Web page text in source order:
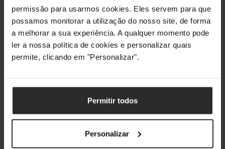
permissão para usarmos cookies. Eles servem para que
possamos monitorar a utilização do nosso site, de forma
a melhorar a sua experiência. A qualquer momento pode
ler a nossa política de cookies e personalizar quais
permite, clicando em "Personalizar".
Permitir todos
Personalizar
Quantidade por conjunto 1 unidade(s)
Classificações